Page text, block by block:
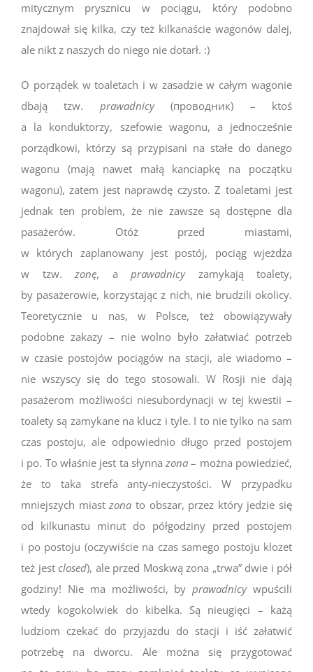
mitycznym prysznicu w pociągu, który podobno
znajdował się kilka, czy też kilkanaście wagonów dalej,
ale nikt z naszych do niego nie dotarł. :)
O porządek w toaletach i w zasadzie w całym wagonie
dbają tzw. prawadnicy(проводник) – ktoś
a la konduktorzy, szefowie wagonu, a jednocześnie
porządkowi, którzy są przypisani na stałe do danego
wagonu (mają nawet małą kanciapkę na początku
wagonu), zatem jest naprawdę czysto. Z toaletami jest
jednak ten problem, że nie zawsze są dostępne dla
pasażerów. Otóż przed miastami,
w których zaplanowany jest postój, pociąg wjeżdża
w tzw. zonę, a prawadnicyzamykają toalety,
by pasażerowie, korzystając z nich, nie brudzili okolicy.
Teoretycznie u nas, w Polsce, też obowiązywały
podobne zakazy – nie wolno było załatwiać potrzeb
w czasie postojów pociągów na stacji, ale wiadomo –
nie wszyscy się do tego stosowali. W Rosji nie dają
pasażerom możliwości niesubordynacji w tej kwestii –
toalety są zamykane na klucz i tyle. I to nie tylko na sam
czas postoju, ale odpowiednio długo przed postojem
i po. To właśnie jest ta słynnazona – można powiedzieć,
że to taka strefa anty-nieczystości. W przypadku
mniejszych miastzona to obszar, przez który jedzie się
od kilkunastu minut do półgodziny przed postojem
i po postoju (oczywiście na czas samego postoju klozet
też jest closed), ale przed Moskwą zona „trwa” dwie i pół
godziny! Nie ma możliwości, byprawadnicywpuścili
wtedy kogokolwiek do kibelka. Są nieugięci – każą
ludziom czekać do przyjazdu do stacji i iść załatwić
potrzebę na dworcu. Ale można się przygotować